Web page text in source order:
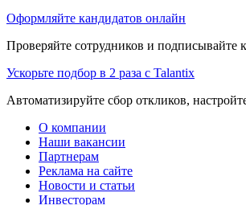
Оформляйте кандидатов онлайн
Проверяйте сотрудников и подписывайте
Ускорьте подбор в 2 раза с Talantix
Автоматизируйте сбор откликов,
О компании
Наши вакансии
Партнерам
Реклама на сайте
Новости и статьи
Инвесторам